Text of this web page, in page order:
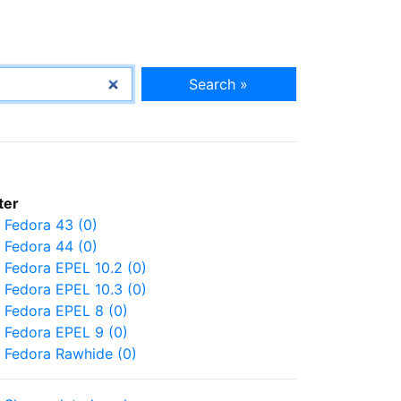
Search »
Fedora 43 (0)
Fedora 44 (0)
Fedora EPEL 10.2 (0)
Fedora EPEL 10.3 (0)
Fedora EPEL 8 (0)
Fedora EPEL 9 (0)
Fedora Rawhide (0)